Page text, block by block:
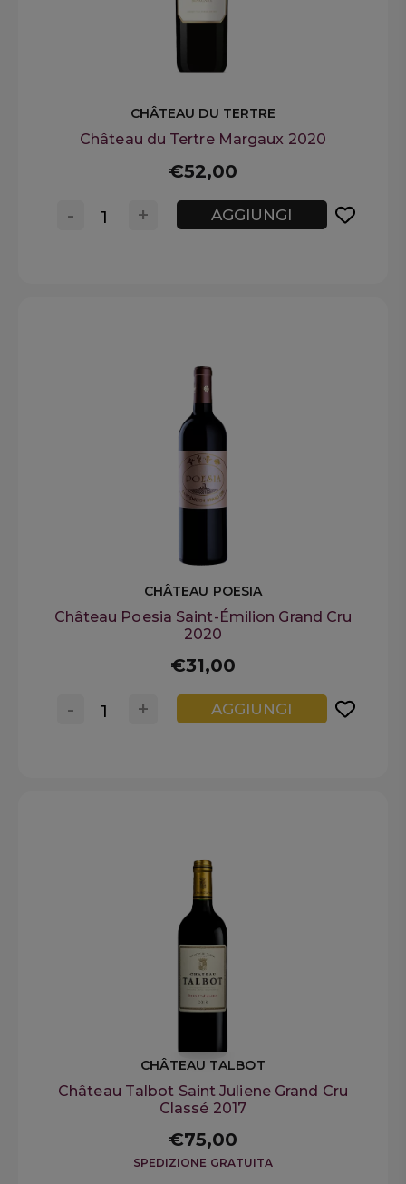
CHÂTEAU DU TERTRE
Château du Tertre Margaux 2020
€52,00
+
- AGGIUNGI
CHÂTEAU POESIA
Château Poesia Saint-Émilion Grand Cru
2020
€31,00
+
- AGGIUNGI
CHÂTEAU TALBOT
Château Talbot Saint Juliene Grand Cru
Classé 2017
€75,00
SPEDIZIONE GRATUITA